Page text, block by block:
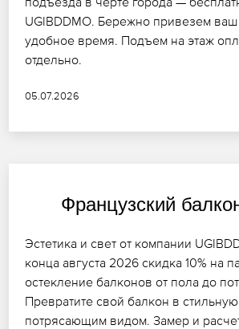
UGIBDDMO. Бережно привезем ваш
удобное время. Подъем на этаж
отдельно.
05.07.2026
Французский
Эстетика и свет от компании
конца августа 2026 скидка 10% на
остекление балконов от пола до
Превратите свой балкон в
потрясающим видом. Замер и